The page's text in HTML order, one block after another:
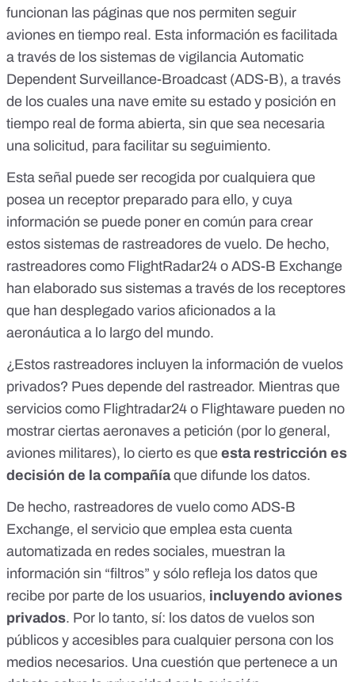
funcionan las páginas que nos permiten seguir
aviones en tiempo real . Esta información es facilitada
a través de los sistemas de vigilancia Automatic
Dependent Surveillance-Broadcast (ADS-B), a través
de los cuales una nave emite su estado y posición en
tiempo real de forma abierta, sin que sea necesaria
una solicitud, para facilitar su seguimiento.
Esta señal puede ser recogida por cualquiera que
posea un receptor preparado para ello, y cuya
información se puede poner en común para crear
estos sistemas de rastreadores de vuelo. De hecho,
rastreadores como FlightRadar24 o ADS-B Exchange
han elaborado sus sistemas a través de los receptores
que han desplegado varios aficionados a la
aeronáutica a lo largo del mundo.
¿Estos rastreadores incluyen la información de vuelos
privados? Pues depende del rastreador. Mientras que
servicios como Flightradar24 o Flightaware pueden no
mostrar ciertas aeronaves a petición (por lo general,
aviones militares), lo cierto es que esta restricción es
decisión de la compañíaque difunde los datos.
De hecho, rastreadores de vuelo como ADS-B
Exchange, el servicio que emplea esta cuenta
automatizada en redes sociales, muestran la
información sin “filtros” y sólo refleja los datos que
recibe por parte de los usuarios, incluyendo aviones
privados. Por lo tanto, sí: los datos de vuelos son
públicos y accesibles para cualquier persona con los
medios necesarios. Una cuestión que pertenece a un